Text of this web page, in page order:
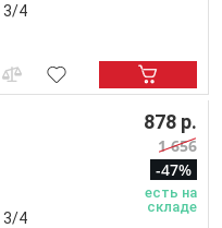
3/4
3/4
878 р.
1 656
-47%
есть на
складе